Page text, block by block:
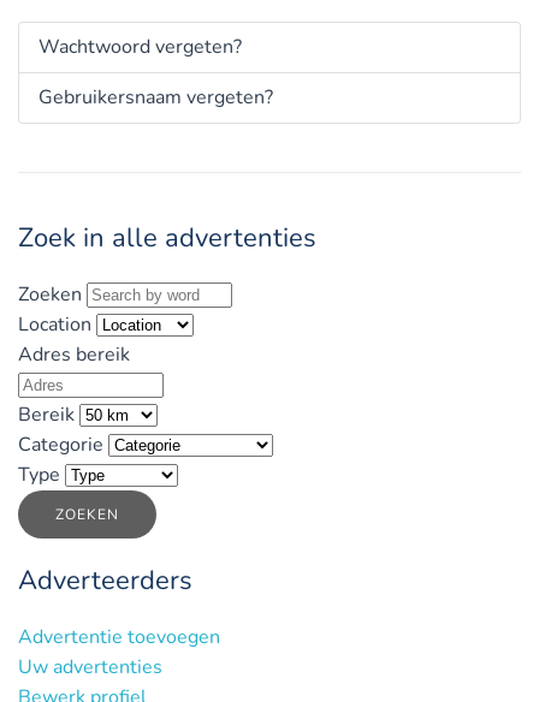
Wachtwoord vergeten?
Gebruikersnaam vergeten?
Zoek in alle advertenties
Zoeken
Location
Adres bereik
Bereik
Categorie
Type
ZOEKEN
Adverteerders
Advertentie toevoegen
Uw advertenties